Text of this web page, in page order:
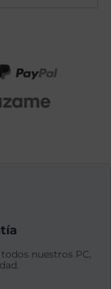
nuestros PC,